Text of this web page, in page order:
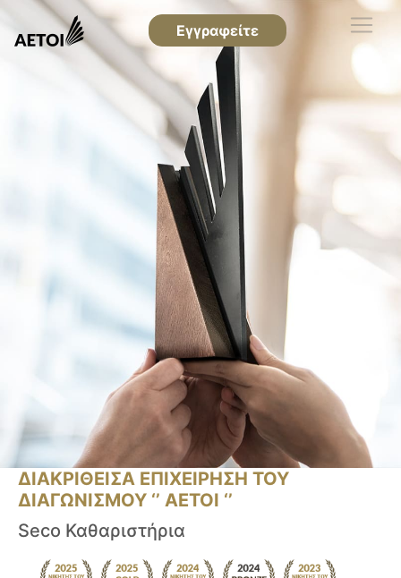
Εγγραφείτε
ΔΙΑΚΡΙΘΕΙΣΑ ΕΠΙΧΕΙΡΗΣΗ ΤΟΥ
ΔΙΑΓΩΝΙΣΜΟΥ ‘’ ΑΕΤΟΙ ‘’
Seco Καθαριστήρια